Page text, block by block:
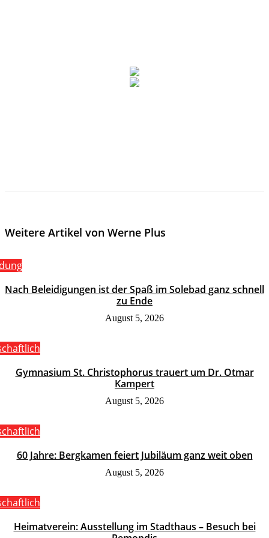
Weitere Artikel von Werne Plus
Nach Beleidigungen ist der Spaß im Solebad ganz schnell
zu Ende
August 5, 2026
Gymnasium St. Christophorus trauert um Dr. Otmar
Kampert
August 5, 2026
60 Jahre: Bergkamen feiert Jubiläum ganz weit oben
August 5, 2026
Heimatverein: Ausstellung im Stadthaus – Besuch bei